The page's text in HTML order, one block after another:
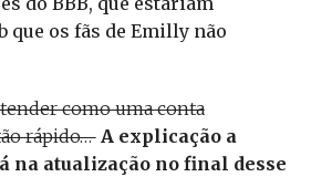
que os fãs de Emilly não
como uma conta
rápido… A explicação a
na atualização no final desse